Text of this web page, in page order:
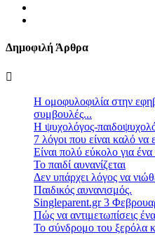
Δημοφιλή Άρθρα
Η ομοφυλοφιλία στην
συμβουλές...
Η ψυχολόγος-
7 λόγοι που είναι καλό
Είναι πολύ εύκολο για ένα
Το παιδί αυνανίζεται
Δεν υπάρχει λόγος να
Παιδικός αυνανισμός.
Singleparent.gr 3
Πώς να αντιμετωπίσεις
Το σύνδρομο του ξερόλα